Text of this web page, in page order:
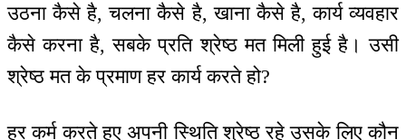
उठना कैसे है, चलना कैसे है, खाना कैसे है, कार्य व्यवहार
कैसे करना है, सबके प्रति श्रेष्ठ मत मिली हुई है। उसी
श्रेष्ठ मत के प्रमाण हर कार्य करते हो?
हर कर्म करते हुए अपनी स्थिति श्रेष्ठ रहे उसके लिए कौन